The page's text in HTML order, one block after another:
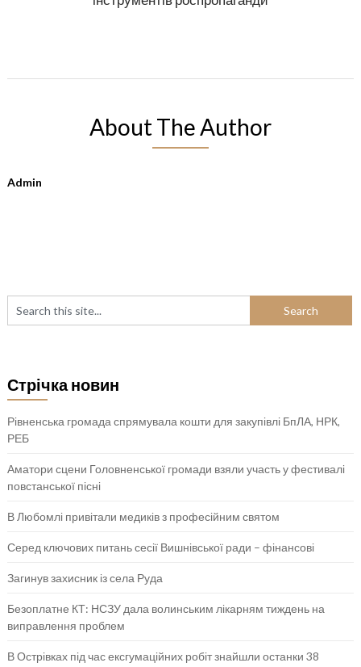
About The Author
Admin
Стрічка новин
Рівненська громада спрямувала кошти для закупівлі БпЛА, НРК,
РЕБ
Аматори сцени Головненської громади взяли участь у фестивалі
повстанської пісні
В Любомлі привітали медиків з професійним святом
Серед ключових питань сесії Вишнівської ради – фінансові
Загинув захисник із села Руда
Безоплатне КТ: НСЗУ дала волинським лікарням тиждень на
виправлення проблем
В Острівках під час ексгумаційних робіт знайшли останки 38